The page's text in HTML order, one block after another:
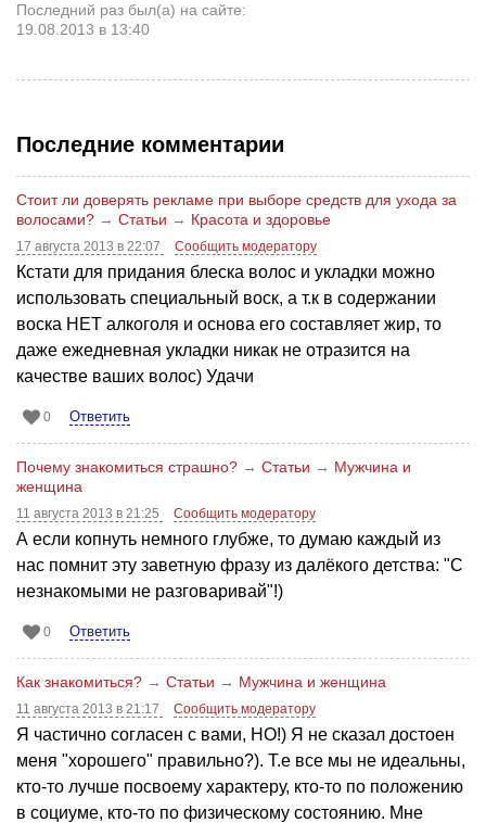
Последний раз был(а) на сайте:
19.08.2013 в 13:40
Последние комментарии
Стоит ли доверять рекламе при выборе средств для ухода за
волосами? → Статьи → Красота и здоровье
17 августа 2013 в 22:07 Сообщить модератору
Кстати для придания блеска волос и укладки можно
использовать специальный воск, а т.к в содержании
воска НЕТ алкоголя и основа его составляет жир, то
даже ежедневная укладки никак не отразится на
качестве ваших волос) Удачи
0 Ответить
Почему знакомиться страшно? → Статьи → Мужчина и
женщина
11 августа 2013 в 21:25 Сообщить модератору
А если копнуть немного глубже, то думаю каждый из
нас помнит эту заветную фразу из далёкого детства: "С
незнакомыми не разговаривай"!)
0 Ответить
Как знакомиться? → Статьи → Мужчина и женщина
11 августа 2013 в 21:17 Сообщить модератору
Я частично согласен с вами, НО!) Я не сказал достоен
меня "хорошего" правильно?). Т.е все мы не идеальны,
кто-то лучше посвоему характеру, кто-то по положению
в социуме, кто-то по физическому состоянию. Мне